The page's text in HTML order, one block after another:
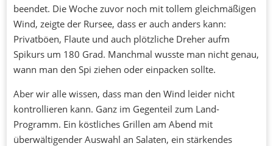
beendet. Die Woche zuvor noch mit tollem gleichmäßigen
Wind, zeigte der Rursee, dass er auch anders kann:
Privatböen, Flaute und auch plötzliche Dreher aufm
Spikurs um 180 Grad. Manchmal wusste man nicht genau,
wann man den Spi ziehen oder einpacken sollte.
Aber wir alle wissen, dass man den Wind leider nicht
kontrollieren kann. Ganz im Gegenteil zum Land-
Programm. Ein köstliches Grillen am Abend mit
überwältigender Auswahl an Salaten, ein stärkendes